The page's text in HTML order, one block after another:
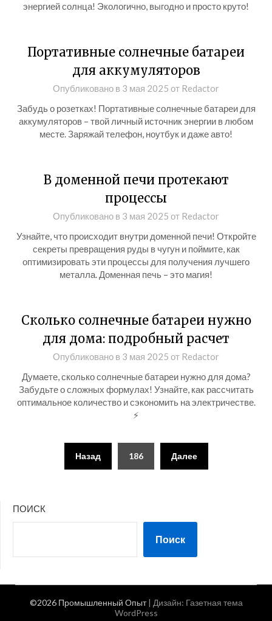
энергией солнца! Экологично, выгодно и просто круто!
Портативные солнечные батареи
для аккумуляторов
Опубликовано в 3 мая 2025 от Redactor
Забудь о розетках! Портативные солнечные батареи для
аккумуляторов – твой личный источник энергии в любом
месте. Заряжай телефон, ноутбук и даже авто!
В доменной печи протекают
процессы
Опубликовано в 3 мая 2025 от Redactor
Узнайте, что происходит внутри доменной печи! Откройте
секреты превращения руды в чугун и поймите, как
оптимизировать эти процессы для получения лучшего
металла. Доменная печь – это магия!
Сколько солнечные батареи нужно
для дома: подробный расчет
Опубликовано в 3 мая 2025 от Redactor
Думаете, сколько солнечные батареи нужно для дома?
Забудьте о сложных формулах! Узнайте, как рассчитать
оптимальное количество и сэкономить на электричестве.
⚡
Пагинация Назад 186 Далее
ПОИСК
Поиск
©2026 Промышленный Опыт| Дизайн: Газетная тема
WordPress